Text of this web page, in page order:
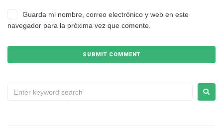
Guarda mi nombre, correo electrónico y web en este
navegador para la próxima vez que comente.